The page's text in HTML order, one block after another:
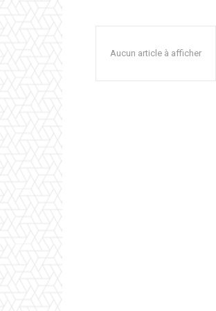
Aucun article à afficher